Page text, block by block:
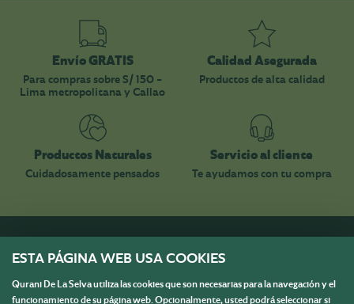
Envío GRATIS
Para compras sobre S/ 150 -
Lima metropolitana y Callao
Calidad Asegurada
Productos de alta calidad
Productos Naturales
Cuidadosamente pensados
Servicio al cliente
Te ayudamos con tu compra
ESTA PÁGINA WEB USA COOKIES
Qurani De La Selva utiliza las cookies que son necesarias para la navegación y el
funcionamiento de su página web. Opcionalmente, usted podrá seleccionar si